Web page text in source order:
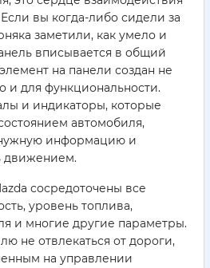
вы когда-либо сидели за
заметили, как умело и
вписывается в общий
на панели создан не
и для функциональности.
и индикаторы, которые
автомобиля,
информацию и
движением.
сосредоточены все
уровень топлива,
и многие другие параметры.
не отвлекаться от дороги,
на управлении